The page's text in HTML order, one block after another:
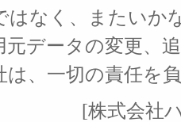
はなく、またいか
元データの変更、
は、一切の責任を
[株式会社